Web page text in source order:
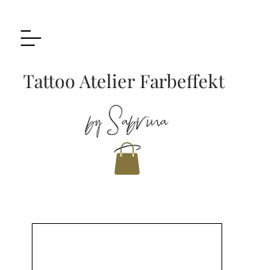
Tattoo Atelier Farbeffekt